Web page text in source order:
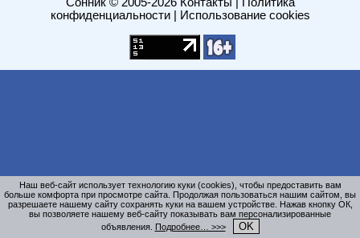
конфиденциальности| Использование cookies
Наш веб-сайт использует технологию куки (cookies), чтобы предоставить вам
больше комфорта при просмотре сайта. Продолжая пользоваться нашим сайтом, вы
разрешаете нашему сайту сохранять куки на вашем устройстве. Нажав кнопку ОК,
вы позволяете нашему веб-сайту показывать вам персонализированные
объявления. Подробнее… >>> OK